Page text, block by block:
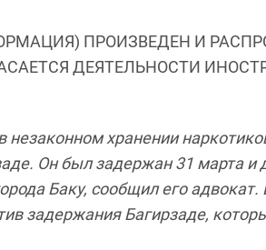
ПРОИЗВЕДЕН И
ДЕЯТЕЛЬНОСТИ
хранении
Он был задержан 31 марта и
Баку, сообщил его
задержания Багирзаде,